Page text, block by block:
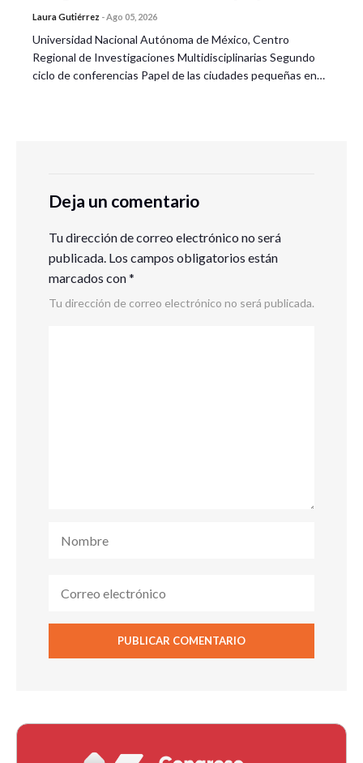
Laura Gutiérrez -Ago 05, 2026
Universidad Nacional Autónoma de México, Centro
Regional de Investigaciones Multidisciplinarias Segundo
ciclo de conferencias Papel de las ciudades pequeñas en…
Deja un comentario
Tu dirección de correo electrónico no será
publicada. Los campos obligatorios están
marcados con*
Tu dirección de correo electrónico no será publicada.